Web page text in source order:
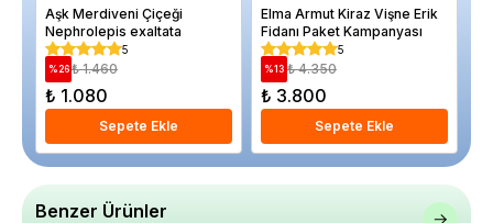
Aşk Merdiveni Çiçeği
Nephrolepis exaltata
5
%26 ₺ 1.460
₺ 1.080
Sepete Ekle
Elma Armut Kiraz Vişne Erik
Fidanı Paket Kampanyası
5
%13 ₺ 4.350
₺ 3.800
Sepete Ekle
Benzer Ürünler